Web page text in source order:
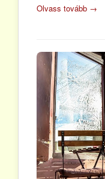
Olvass tovább →